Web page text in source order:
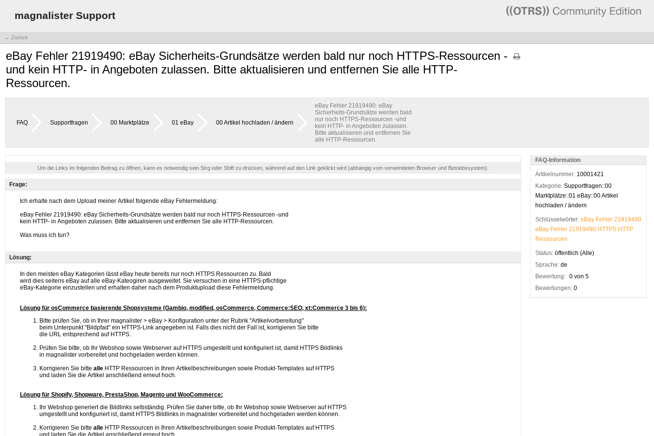
magnalister Support
← Zurück
eBay Fehler 21919490: eBay Sicherheits-Grundsätze werden bald nur noch HTTPS-Ressourcen -
und kein HTTP- in Angeboten zulassen. Bitte aktualisieren und entfernen Sie alle HTTP-
Ressourcen.
FAQ Supportfragen 00 Marktplätze 01 eBay 00 Artikel hochladen / ändern
eBay Fehler 21919490: eBay
Sicherheits-Grundsätze werden bald
nur noch HTTPS-Ressourcen -und
kein HTTP- in Angeboten zulassen.
Bitte aktualisieren und entfernen Sie
alle HTTP-Ressourcen.
Um die Links im folgenden Beitrag zu öffnen, kann es notwendig sein Strg oder Shift zu drücken, während auf den Link geklickt wird (abhängig vom verwendeten Browser und Betriebssystem).
Frage:
Lösung:
FAQ-Information
Artikelnummer: 10001421
Kategorie: Supportfragen::00
Marktplätze::01 eBay::00 Artikel
hochladen / ändern
Schlüsselwörter: eBay Fehler 21919490
eBay Fehler 21919490 HTTPS HTTP
Ressourcen
Status: öffentlich (Alle)
Sprache: de
Bewertung: 0 von 5
Bewertungen: 0